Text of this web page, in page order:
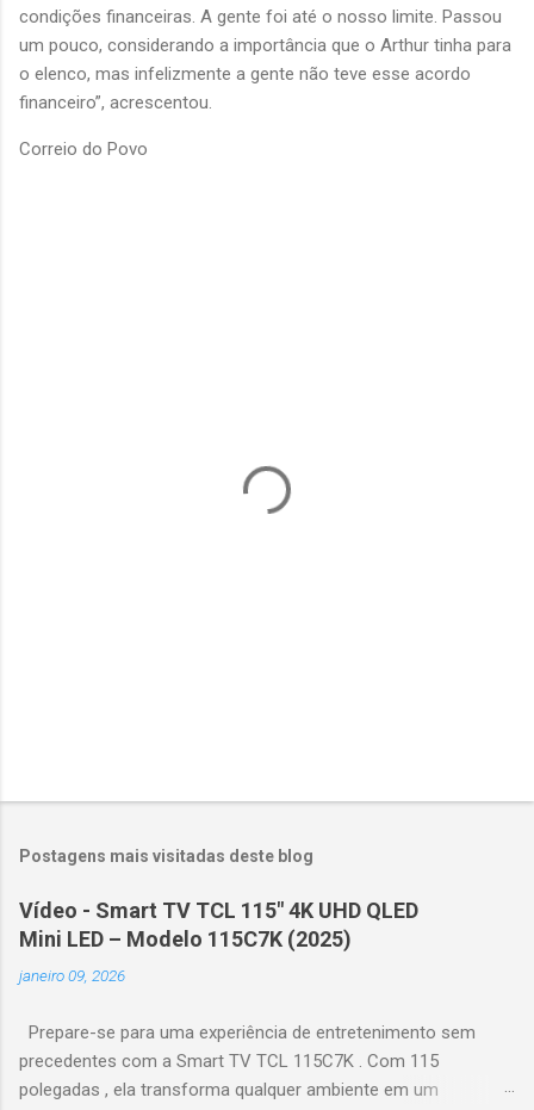
condições financeiras. A gente foi até o nosso limite. Passou
um pouco, considerando a importância que o Arthur tinha para
o elenco, mas infelizmente a gente não teve esse acordo
financeiro”, acrescentou.
Correio do Povo
Postagens mais visitadas deste blog
Vídeo - Smart TV TCL 115" 4K UHD QLED
Mini LED – Modelo 115C7K (2025)
janeiro 09, 2026
Prepare-se para uma experiência de entretenimento sem
precedentes com a Smart TV TCL 115C7K . Com 115
polegadas , ela transforma qualquer ambiente em um